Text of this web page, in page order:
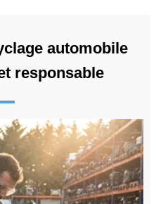
automobile
responsable